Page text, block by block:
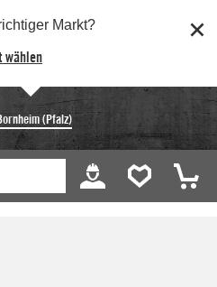
Markt?
wählen
(Pfalz)